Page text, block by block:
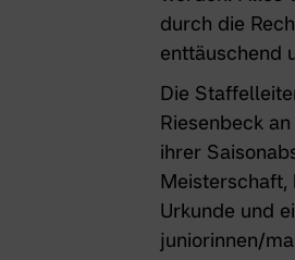
durch die
enttäuschend
Die
Riesenbeck
ihrer
Meisterschaft,
Urkunde und
juniorinnen/